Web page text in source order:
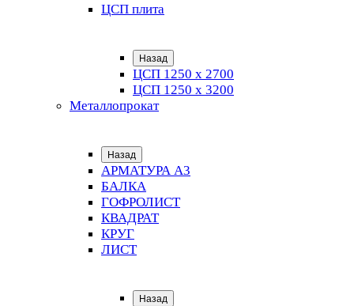
ЦСП плита
Назад
ЦСП 1250 х 2700
ЦСП 1250 х 3200
Металлопрокат
Назад
АРМАТУРА А3
БАЛКА
ГОФРОЛИСТ
КВАДРАТ
КРУГ
ЛИСТ
Назад